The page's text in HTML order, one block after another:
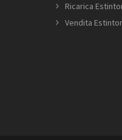
Ricarica
Vendita